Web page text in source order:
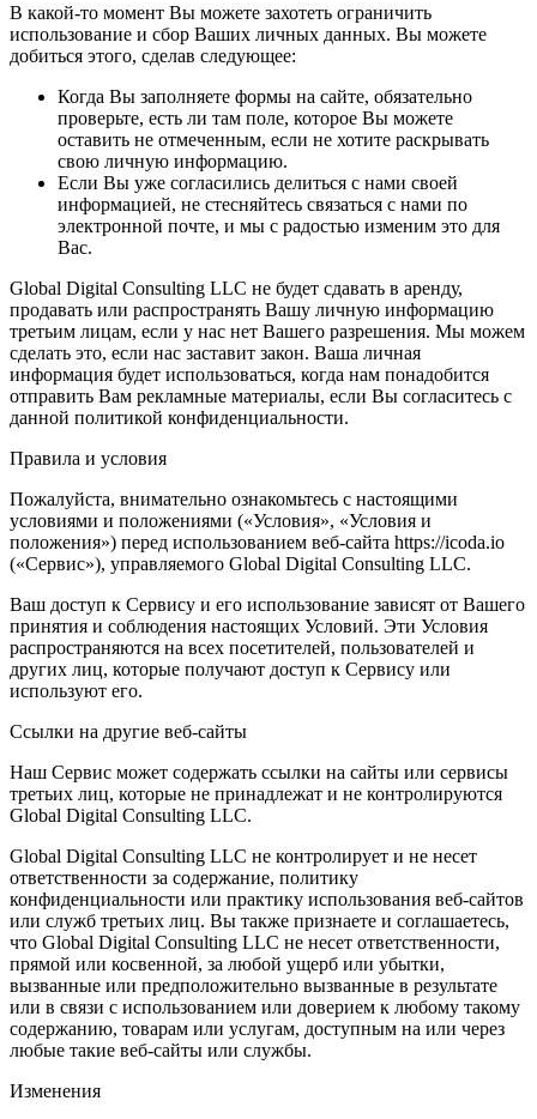
В какой-то момент Вы можете захотеть ограничить
использование и сбор Ваших личных данных. Вы можете
добиться этого, сделав следующее:
Когда Вы заполняете формы на сайте, обязательно
проверьте, есть ли там поле, которое Вы можете
оставить не отмеченным, если не хотите раскрывать
свою личную информацию.
Если Вы уже согласились делиться с нами своей
информацией, не стесняйтесь связаться с нами по
электронной почте, и мы с радостью изменим это для
Вас.
Global Digital Consulting LLC не будет сдавать в аренду,
продавать или распространять Вашу личную информацию
третьим лицам, если у нас нет Вашего разрешения. Мы можем
сделать это, если нас заставит закон. Ваша личная
информация будет использоваться, когда нам понадобится
отправить Вам рекламные материалы, если Вы согласитесь с
данной политикой конфиденциальности.
Правила и условия
Пожалуйста, внимательно ознакомьтесь с настоящими
условиями и положениями («Условия», «Условия и
положения») перед использованием веб-сайта https://icoda.io
(«Сервис»), управляемого Global Digital Consulting LLC.
Ваш доступ к Сервису и его использование зависят от Вашего
принятия и соблюдения настоящих Условий. Эти Условия
распространяются на всех посетителей, пользователей и
других лиц, которые получают доступ к Сервису или
используют его.
Ссылки на другие веб-сайты
Наш Сервис может содержать ссылки на сайты или сервисы
третьих лиц, которые не принадлежат и не контролируются
Global Digital Consulting LLC.
Global Digital Consulting LLC не контролирует и не несет
ответственности за содержание, политику
конфиденциальности или практику использования веб-сайтов
или служб третьих лиц. Вы также признаете и соглашаетесь,
что Global Digital Consulting LLC не несет ответственности,
прямой или косвенной, за любой ущерб или убытки,
вызванные или предположительно вызванные в результате
или в связи с использованием или доверием к любому такому
содержанию, товарам или услугам, доступным на или через
любые такие веб-сайты или службы.
Изменения